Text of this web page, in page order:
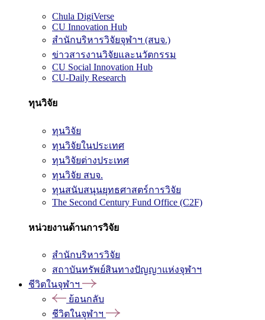
Chula DigiVerse
CU Innovation Hub
สำนักบริหารวิจัยจุฬาฯ (สบจ.)
ข่าวสารงานวิจัยและนวัตกรรม
CU Social Innovation Hub
CU-Daily Research
ทุนวิจัย
ทุนวิจัย
ทุนวิจัยในประเทศ
ทุนวิจัยต่างประเทศ
ทุนวิจัย สบจ.
ทุนสนับสนุนยุทธศาสตร์การวิจัย
The Second Century Fund Office (C2F)
หน่วยงานด้านการวิจัย
สำนักบริหารวิจัย
สถาบันทรัพย์สินทางปัญญาแห่งจุฬาฯ
ชีวิตในจุฬาฯ
ย้อนกลับ
ชีวิตในจุฬาฯ